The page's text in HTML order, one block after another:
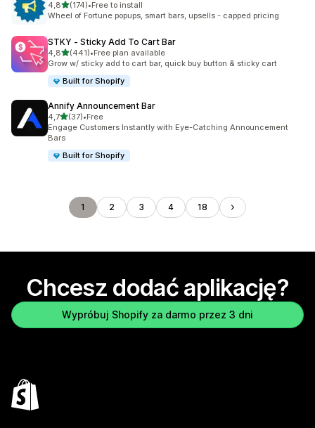
4,8na 5 gwiazdek
(174)
Łączna liczba recenzji: 174
•Free to install
Wheel of Fortune popups, smart bars, upsells - capped pricing
STKY ‑ Sticky Add To Cart Bar
4,8na 5 gwiazdek
(441)
Łączna liczba recenzji: 441
•Free plan available
Grow w/ sticky add to cart bar, quick buy button & sticky cart
Built for Shopify
Annify Announcement Bar
4,7na 5 gwiazdek
(37)
Łączna liczba recenzji: 37
•Free
Engage Customers Instantly with Eye-Catching Announcement
Bars
Built for Shopify
1 2 3 4 18
Chcesz dodać aplikację?
Wypróbuj Shopify za darmo przez 3 dni